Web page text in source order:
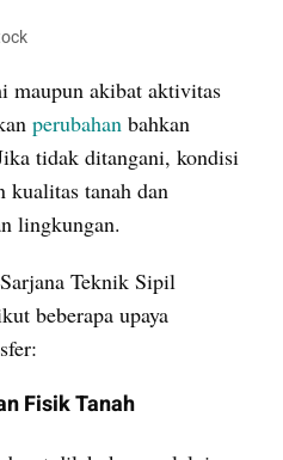
maupun akibat aktivitas
perubahan bahkan
tidak ditangani, kondisi
kualitas tanah dan
lingkungan.
Teknik Sipil
beberapa upaya
Fisik Tanah